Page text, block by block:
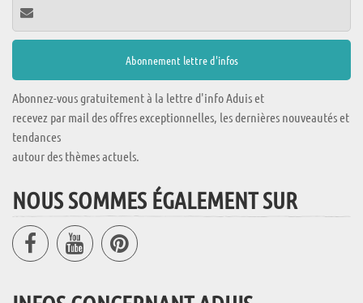
Abonnez-vous gratuitement à la lettre d'info Aduis et
recevez par mail des offres exceptionnelles, les dernières nouveautés et
tendances
autour des thèmes actuels.
NOUS SOMMES ÉGALEMENT SUR